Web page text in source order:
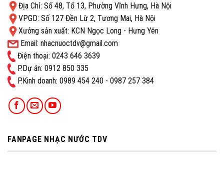
Địa Chỉ: Số 48, Tổ 13, Phường Vĩnh Hưng, Hà Nội
VPGD: Số 127 Đền Lừ 2, Tương Mai, Hà Nội
Xưởng sản xuất: KCN Ngọc Long - Hưng Yên
Email: nhacnuoctdv@gmail.com
Điện thoại: 0243 646 3639
P.Dự án: 0912 850 335
P.Kinh doanh: ‭0989 454 240 - 0987 257 384
FANPAGE NHẠC NƯỚC TDV